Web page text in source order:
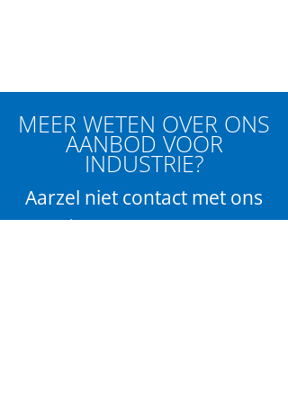
MEER WETEN OVER ONS
AANBOD VOOR
INDUSTRIE?
Aarzel niet contact met ons
op te nemen voor meer